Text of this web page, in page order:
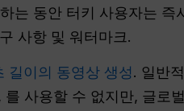
는 동안 터키 사용자는 즉
사항 및 워터마크.
길이의 동영상 생성. 일반
, 를 사용할 수 없지만, 글로